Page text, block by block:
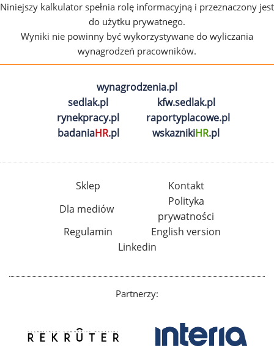
Niniejszy kalkulator spełnia rolę informacyjną i przeznaczony jest
do użytku prywatnego.
Wyniki nie powinny być wykorzystywane do wyliczania
wynagrodzeń pracowników.
wynagrodzenia.pl
sedlak.pl
kfw.sedlak.pl
rynekpracy.pl
raportyplacowe.pl
badaniaHR.pl wskaznikiHR.pl
Sklep
Kontakt
Dla mediów
Polityka
prywatności
Regulamin
English version
Linkedin
Partnerzy: